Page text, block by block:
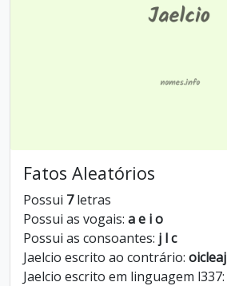
Fatos Aleatórios
Possui 7letras
Possui as vogais: a e i o
Possui as consoantes: j l c
Jaelcio escrito ao contrário: oicleaj
Jaelcio escrito em linguagem l337: